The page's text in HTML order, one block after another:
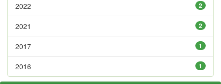
2
2022
2
2021
1
2017
1
2016